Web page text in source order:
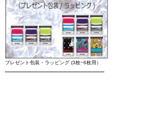
プレゼント包装・ラッピング (3枚~6枚用）